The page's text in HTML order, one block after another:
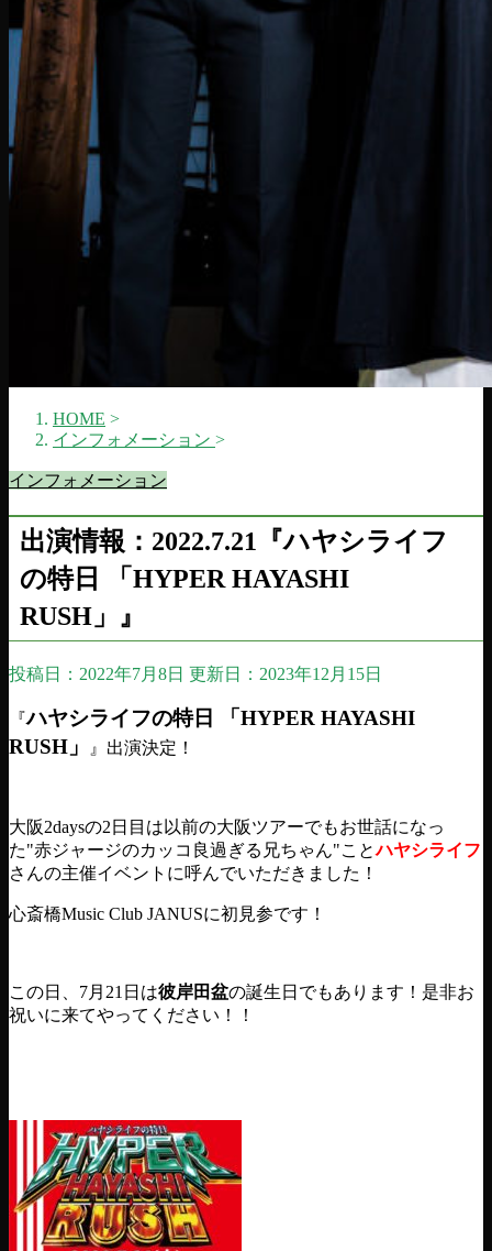
HOME >
インフォメーション >
インフォメーション
出演情報：2022.7.21『ハヤシライフ
の特日 「HYPER HAYASHI
RUSH」』
投稿日：2022年7月8日 更新日： 2023年12月15日
『ハヤシライフの特日 「HYPER HAYASHI
RUSH」
』出演決定！
大阪2daysの2日目は以前の大阪ツアーでもお世話になっ
た"赤ジャージのカッコ良過ぎる兄ちゃん"ことハヤシライフ
さんの主催イベントに呼んでいただきました！
心斎橋Music Club JANUSに初見参です！
この日、7月21日は彼岸田盆の誕生日でもあります！是非お
祝いに来てやってください！！